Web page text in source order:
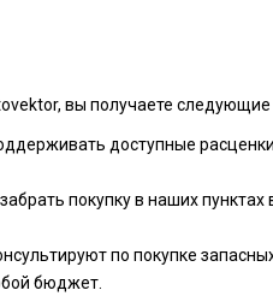
вы получаете
доступные
покупку в наших пунктах
по покупке
бюджет.